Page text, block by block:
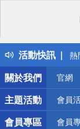
活動快訊
得
熱
銀
偏
詐
關於我們
官網
主題活動 會員
會員專區 會員